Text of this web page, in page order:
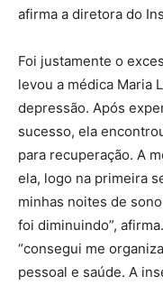
afirma a diretora do
Foi justamente o
levou a médica Maria
depressão. Após
sucesso, ela
para recuperação. A
ela, logo na primeira
minhas noites de
foi diminuindo”,
“consegui me
pessoal e saúde. A